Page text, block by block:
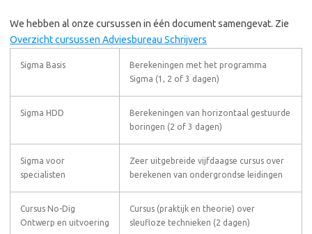
We hebben al onze cursussen in één document samengevat. Zie
Overzicht cursussen Adviesbureau Schrijvers
Sigma Basis
Berekeningen met het programma
Sigma (1, 2 of 3 dagen)
Sigma HDD
Berekeningen van horizontaal gestuurde
boringen (2 of 3 dagen)
Sigma voor
specialisten
Zeer uitgebreide vijfdaagse cursus over
berekenen van ondergrondse leidingen
Cursus No-Dig
Ontwerp en uitvoering
Cursus (praktijk en theorie) over
sleufloze technieken (2 dagen)